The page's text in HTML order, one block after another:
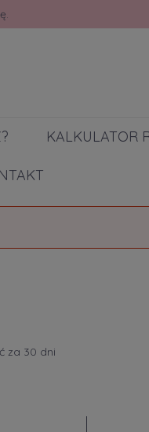
KALKULATOR
za 30 dni